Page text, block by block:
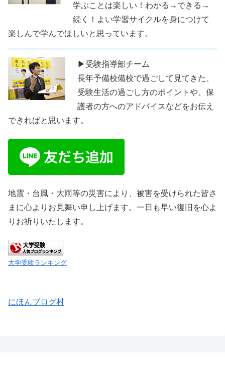
学ぶことは楽しい！わかる→できる→
続く！よい学習サイクルを身につけて
楽しんで学んでほしいと思っています。
▶受験指導部チーム
長年予備校備校で過ごして見てきた、
受験生活の過ごし方のポイントや、保
護者の方へのアドバイスなどをお伝え
できればと思います。
地震・台風・大雨等の災害により、被害を受けられた皆さ
まに心よりお見舞い申し上げます。一日も早い復旧を心よ
りお祈りいたします。
大学受験ランキング
にほんブログ村